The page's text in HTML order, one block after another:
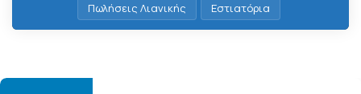
Πωλήσεις Λιανικής
Εστιατόρια